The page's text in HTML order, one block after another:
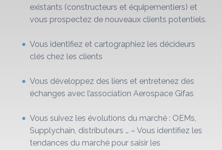
existants (constructeurs et équipementiers) et
vous prospectez de nouveaux clients potentiels.
Vous identifiez et cartographiez les décideurs
clés chez les clients
Vous développez des liens et entretenez des
échanges avec l’association Aerospace Gifas
Vous suivez les évolutions du marché : OEMs,
Supplychain, distributeurs … – Vous identifiez les
tendances du marché pour saisir les